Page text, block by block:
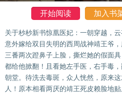
开始阅读 加入书
关于杪杪新书惊凰医妃：一朝穿越，
意外嫁给双目失明的西周战神靖王爷
三番两次蹬鼻子上脸，撕烂她的假面
都给他掀翻！且看她左手医，右手毒
朝堂。待洗去毒斑，众人恍然，原来
人！原本相看两厌的靖王死皮赖脸地